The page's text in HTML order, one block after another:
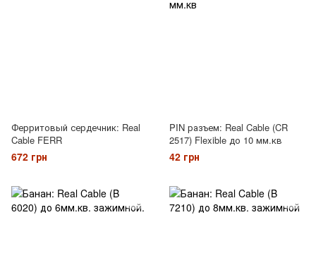
Ферритовый сердечник: Real
Cable FERR
672 грн
PIN разъем: Real Cable (CR
2517) Flexible до 10 мм.кв
42 грн